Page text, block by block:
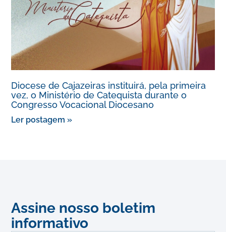
Diocese de Cajazeiras instituirá, pela primeira
vez, o Ministério de Catequista durante o
Congresso Vocacional Diocesano
Ler postagem »
Assine nosso boletim
informativo